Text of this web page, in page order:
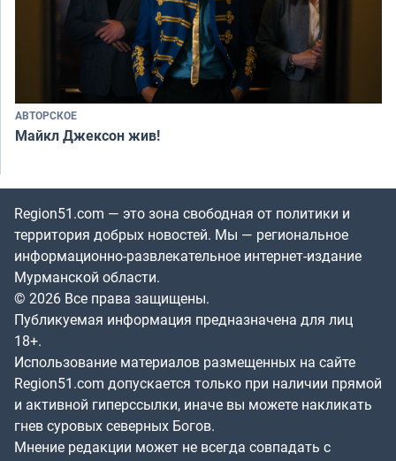
АВТОРСКОЕ
Майкл Джексон жив!
Region51.com — это зона свободная от политики и
территория добрых новостей. Мы — региональное
информационно-развлекательное интернет-издание
Мурманской области.
© 2026 Все права защищены.
Публикуемая информация предназначена для лиц
18+.
Использование материалов размещенных на сайте
Region51.com допускается только при наличии прямой
и активной гиперссылки, иначе вы можете накликать
гнев суровых северных Богов.
Мнение редакции может не всегда совпадать с